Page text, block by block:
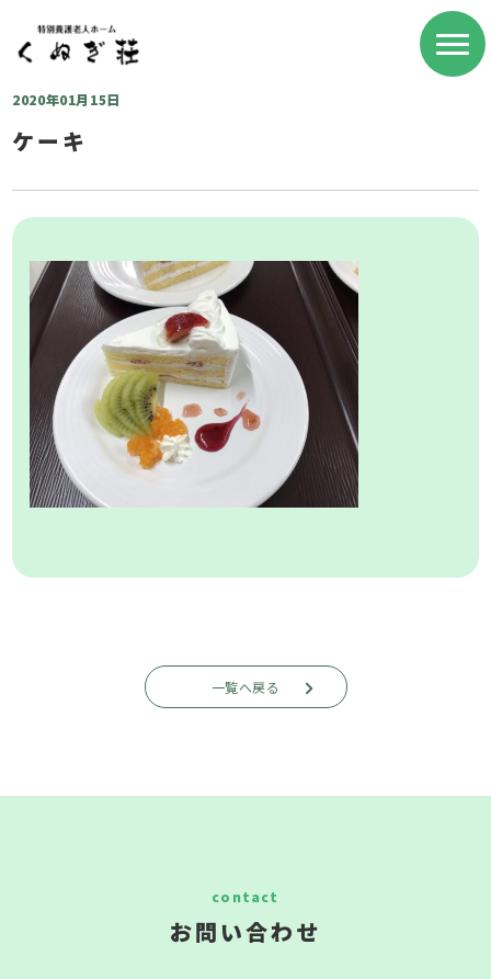
2020年01月15日
ケーキ
一覧へ戻る
お問い合わせ